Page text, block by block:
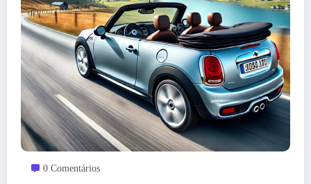
0 Comentários